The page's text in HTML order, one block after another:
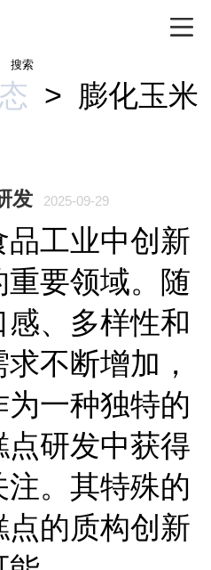
搜索
> 膨化玉米
发 2025-09-29
工业中创新
要领域。随
、多样性和
不断增加，
一种独特的
点研发中获得
。其特殊的
的质构创新